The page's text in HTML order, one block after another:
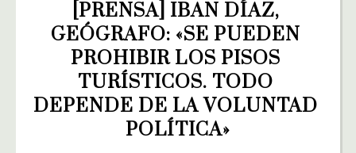
[PRENSA] IBAN DÍAZ,
GEÓGRAFO: «SE PUEDEN
PROHIBIR LOS PISOS
TURÍSTICOS. TODO
DEPENDE DE LA VOLUNTAD
POLÍTICA»